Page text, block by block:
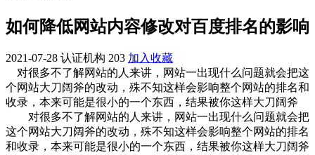
如何降低网站内容修改对百度排名的影响
2021-07-28 认证机构 203 加入收藏
对很多不了解网站的人来讲，网站一出现什么问题就会把这
个网站大刀阔斧的改动，殊不知这样会影响整个网站的排名和
收录，本来可能是很小的一个东西，结果被你这样大刀阔斧
对很多不了解网站的人来讲，网站一出现什么问题就会把
这个网站大刀阔斧的改动，殊不知这样会影响整个网站的排名
和收录，本来可能是很小的一个东西，结果被你这样大刀阔斧